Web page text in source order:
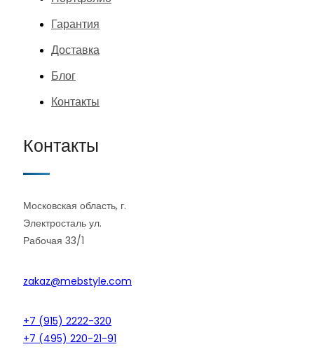
Гарантия
Доставка
Блог
Контакты
Контакты
Московская область, г.
Электросталь ул.
Рабочая 33/1
zakaz@mebstyle.com
+7 (915) 2222-320
+7 (495) 220-21-91